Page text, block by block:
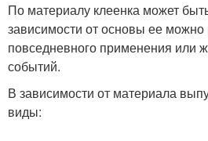
По материалу клеенка может
зависимости от основы ее можно
повседневного применения или
событий.
В зависимости от материала
виды: